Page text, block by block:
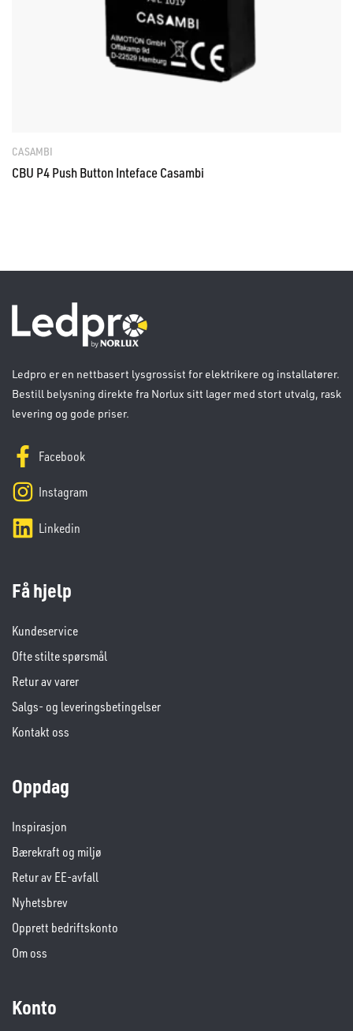
CASAMBI
CBU P4 Push Button Inteface Casambi
Ledpro er en nettbasert lysgrossist for elektrikere og installatører.
Bestill belysning direkte fra Norlux sitt lager med stort utvalg, rask
levering og gode priser.
Facebook
Instagram
Linkedin
Få hjelp
Kundeservice
Ofte stilte spørsmål
Retur av varer
Salgs- og leveringsbetingelser
Kontakt oss
Oppdag
Inspirasjon
Bærekraft og miljø
Retur av EE-avfall
Nyhetsbrev
Opprett bedriftskonto
Om oss
Konto